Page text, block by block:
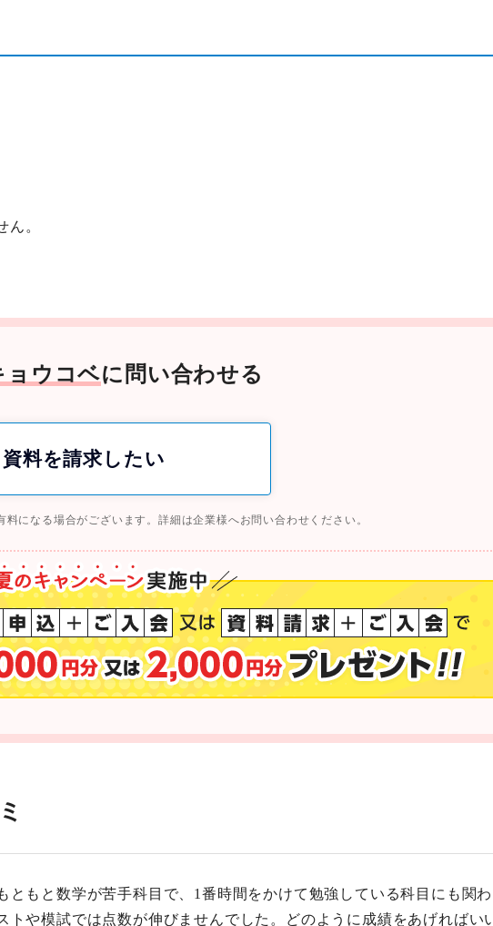
。
ョウコベに問い合わせる
資料を請求したい
になる場合がございます。詳細は企業様へお問い合わせください。
ともと数学が苦手科目で、1番時間をかけて勉強している科目にも関
トや模試では点数が伸びませんでした。どのように成績をあげればい